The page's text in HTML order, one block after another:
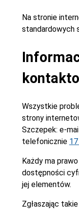
Na stronie
standardowych
Wszystkie
strony
Szczepek: e-
telefonicznie
Każdy ma
dostępności
jej elementów.
Zgłaszając